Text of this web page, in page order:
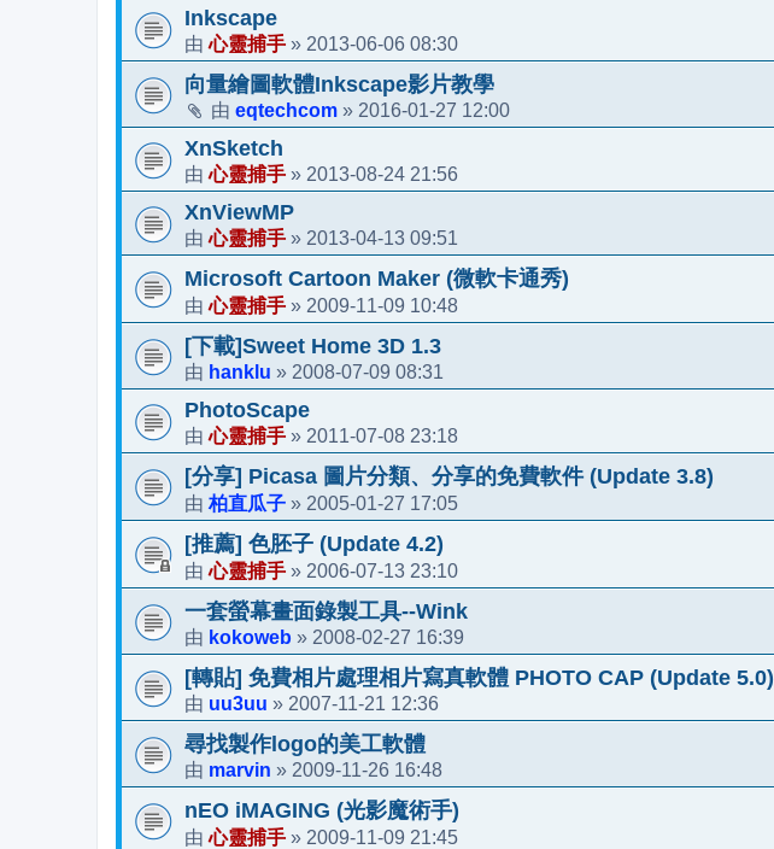
Inkscape
由心靈捕手 » 2013-06-06 08:30
向量繪圖軟體Inkscape影片教學
由 eqtechcom » 2016-01-27 12:00
XnSketch
由心靈捕手 » 2013-08-24 21:56
XnViewMP
由心靈捕手 » 2013-04-13 09:51
Microsoft Cartoon Maker (微軟卡通秀)
由心靈捕手 » 2009-11-09 10:48
[下載]Sweet Home 3D 1.3
由 hanklu » 2008-07-09 08:31
PhotoScape
由心靈捕手 » 2011-07-08 23:18
[分享] Picasa 圖片分類、分享的免費軟件 (Update 3.8)
由柏直瓜子 » 2005-01-27 17:05
[推薦] 色胚子 (Update 4.2)
由心靈捕手 » 2006-07-13 23:10
一套螢幕畫面錄製工具--Wink
由 kokoweb » 2008-02-27 16:39
[轉貼] 免費相片處理相片寫真軟體 PHOTO CAP (Update 5.0)
由 uu3uu » 2007-11-21 12:36
尋找製作logo的美工軟體
由 marvin » 2009-11-26 16:48
nEO iMAGING (光影魔術手)
由心靈捕手 » 2009-11-09 21:45